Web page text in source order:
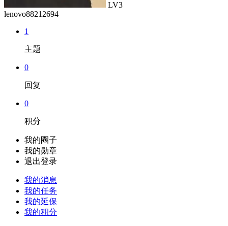
LV3
lenovo88212694
1
主题
0
回复
0
积分
我的圈子
我的勋章
退出登录
我的消息
我的任务
我的延保
我的积分